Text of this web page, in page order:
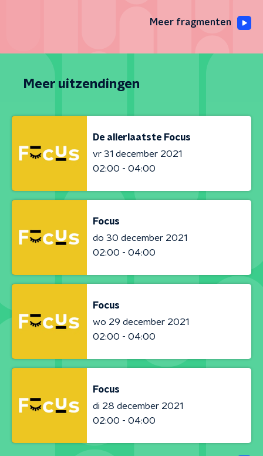
Meer fragmenten
Meer uitzendingen
De allerlaatste Focus
vr 31 december 2021
02:00 - 04:00
Focus
do 30 december 2021
02:00 - 04:00
Focus
wo 29 december 2021
02:00 - 04:00
Focus
di 28 december 2021
02:00 - 04:00